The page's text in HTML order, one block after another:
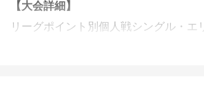
【大会詳細】
リーグポイント別個人戦シングル・エ